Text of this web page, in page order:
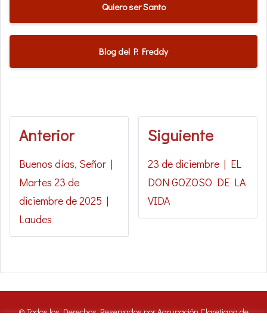
Quiero ser Santo
Blog del P. Freddy
Anterior
Buenos días, Señor |
Martes 23 de
diciembre de 2025 |
Laudes
Siguiente
23 de diciembre | EL
DON GOZOSO DE LA
VIDA
© Todos los Derechos Reservados por Agrupación Claretiana de